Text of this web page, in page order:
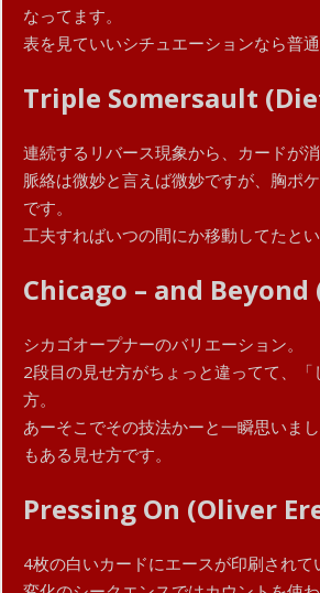
なってます。
表を見ていいシチュエーションなら普通
Triple Somersault
連続するリバース現象から、カードが
脈絡は微妙と言えば微妙ですが、胸ポ
です。
工夫すればいつの間にか移動してたと
Chicago – and
シカゴオープナーのバリエーション。
2段目の見せ方がちょっと違ってて、
方。
あーそこでその技法かーと一瞬思いま
もある見せ方です。
Pressing On (Oliver
4枚の白いカードにエースが印刷されて